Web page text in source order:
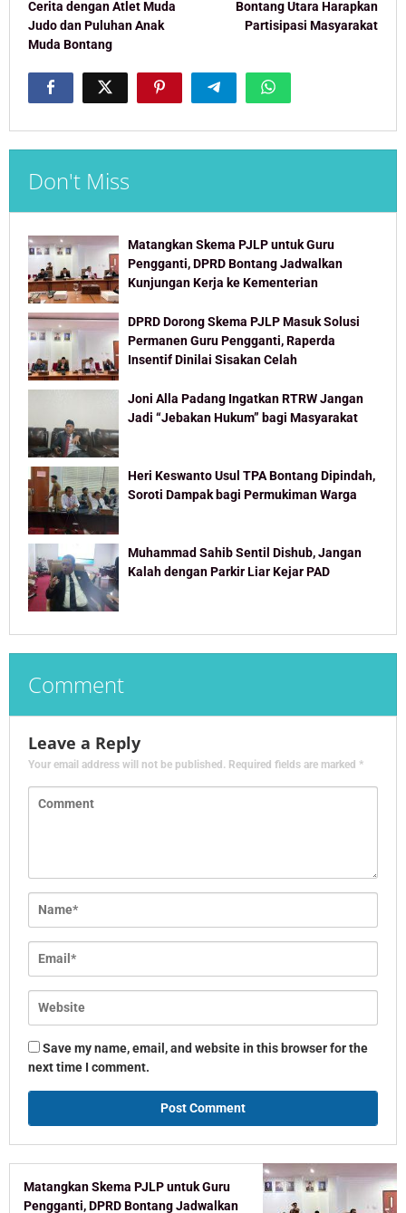
Cerita dengan Atlet Muda
Judo dan Puluhan Anak
Muda Bontang
Bontang Utara Harapkan
Partisipasi Masyarakat
Don't Miss
Matangkan Skema PJLP untuk Guru
Pengganti, DPRD Bontang Jadwalkan
Kunjungan Kerja ke Kementerian
DPRD Dorong Skema PJLP Masuk Solusi
Permanen Guru Pengganti, Raperda
Insentif Dinilai Sisakan Celah
Joni Alla Padang Ingatkan RTRW Jangan
Jadi “Jebakan Hukum” bagi Masyarakat
Heri Keswanto Usul TPA Bontang Dipindah,
Soroti Dampak bagi Permukiman Warga
Muhammad Sahib Sentil Dishub, Jangan
Kalah dengan Parkir Liar Kejar PAD
Comment
Leave a Reply
Your email address will not be published. Required fields are marked *
Save my name, email, and website in this browser for the
next time I comment.
Matangkan Skema PJLP untuk Guru
Pengganti, DPRD Bontang Jadwalkan